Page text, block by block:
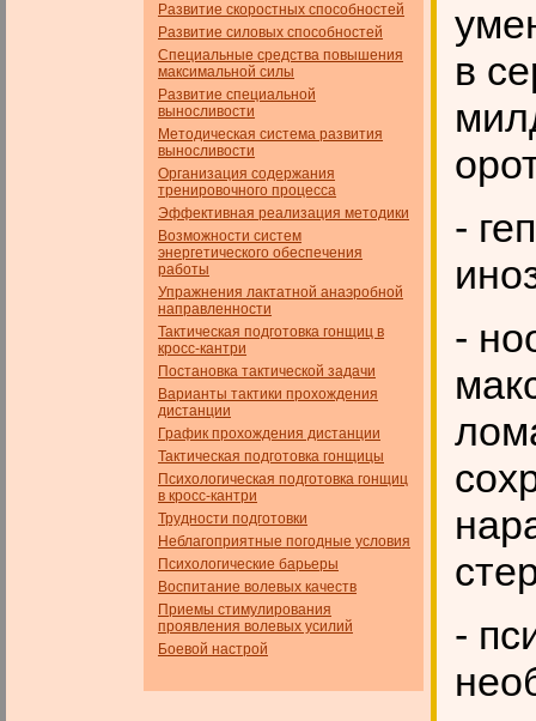
Развитие скоростных способностей
Развитие силовых способностей
Специальные средства повышения
максимальной силы
Развитие специальной
выносливости
Методическая система развития
выносливости
Организация содержания
тренировочного процесса
Эффективная реализация методики
Возможности систем
энергетического обеспечения
работы
Упражнения лактатной анаэробной
направленности
Тактическая подготовка гонщиц в
кросс-кантри
Постановка тактической задачи
Варианты тактики прохождения
дистанции
График прохождения дистанции
Тактическая подготовка гонщицы
Психологическая подготовка гонщиц
в кросс-кантри
Трудности подготовки
Неблагоприятные погодные условия
Психологические барьеры
Воспитание волевых качеств
Приемы стимулирования
проявления волевых усилий
Боевой настрой
в
-
-
-